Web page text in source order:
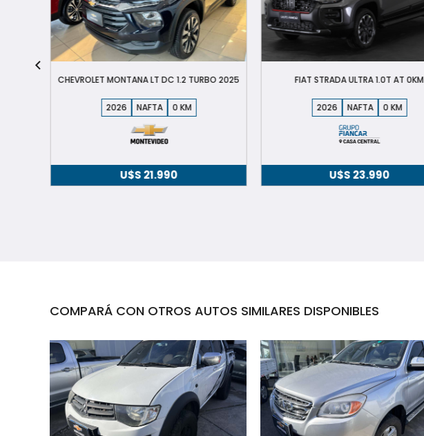
CHEVROLET MONTANA LT DC 1.2 TURBO 2025
2026 NAFTA 0
U$S21.990
FIAT STRADA ULTRA 1.0T AT 0KM
2026 NAFTA 0
U$S23.990
COMPARÁ CON OTROS AUTOS SIMILARES DISPONIBLES